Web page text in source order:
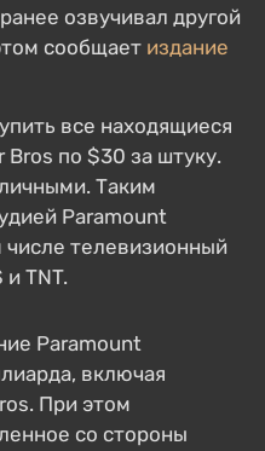
озвучивал другой
сообщает издание
все находящиеся
по $30 за штуку.
Таким
Paramount
числе телевизионный
TNT.
Paramount
включая
При этом
со стороны